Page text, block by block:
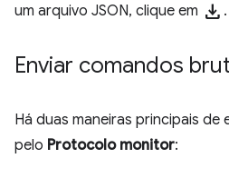
um arquivo JSON, clique em download .
Enviar comandos
Há duas maneiras principais de
pelo Protocolo monitor: